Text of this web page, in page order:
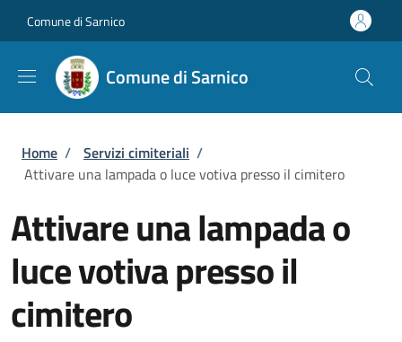
Comune di Sarnico
Comune di Sarnico
Briciole di pane
Home / Servizi cimiteriali /
Attivare una lampada o luce votiva presso il cimitero
Attivare una lampada o
luce votiva presso il
cimitero